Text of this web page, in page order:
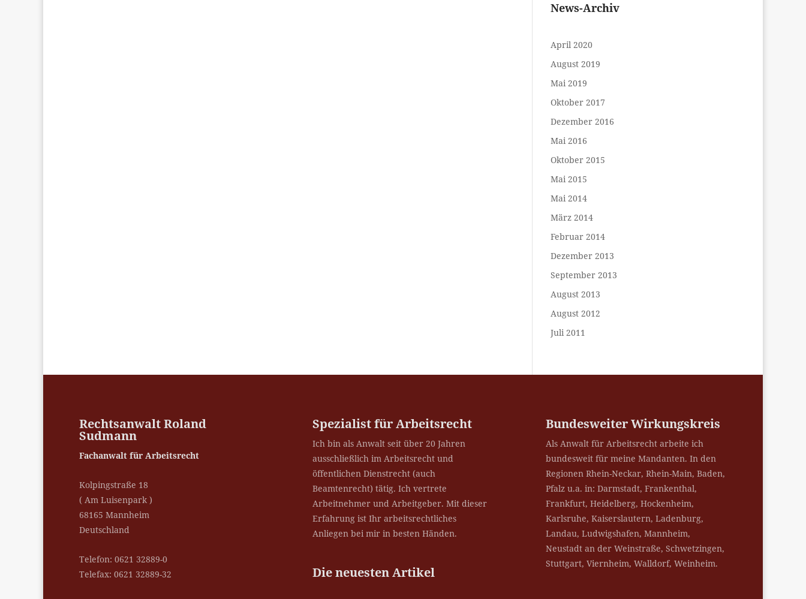
News-Archiv
April 2020
August 2019
Mai 2019
Oktober 2017
Dezember 2016
Mai 2016
Oktober 2015
Mai 2015
Mai 2014
März 2014
Februar 2014
Dezember 2013
September 2013
August 2013
August 2012
Juli 2011
Rechtsanwalt Roland
Sudmann
Fachanwalt für Arbeitsrecht
Kolpingstraße 18
( Am Luisenpark )
68165 Mannheim
Deutschland
Telefon: 0621 32889-0
Telefax: 0621 32889-32
Spezialist für Arbeitsrecht
Ich bin als Anwalt seit über 20 Jahren
ausschließlich im Arbeitsrecht und
öffentlichen Dienstrecht (auch
Beamtenrecht) tätig. Ich vertrete
Arbeitnehmer und Arbeitgeber. Mit dieser
Erfahrung ist Ihr arbeitsrechtliches
Anliegen bei mir in besten Händen.
Die neuesten Artikel
Bundesweiter Wirkungskreis
Als Anwalt für Arbeitsrecht arbeite ich
bundesweit für meine Mandanten. In den
Regionen Rhein-Neckar, Rhein-Main, Baden,
Pfalz u.a. in: Darmstadt, Frankenthal,
Frankfurt, Heidelberg, Hockenheim,
Karlsruhe, Kaiserslautern, Ladenburg,
Landau, Ludwigshafen, Mannheim,
Neustadt an der Weinstraße, Schwetzingen,
Stuttgart, Viernheim, Walldorf, Weinheim.